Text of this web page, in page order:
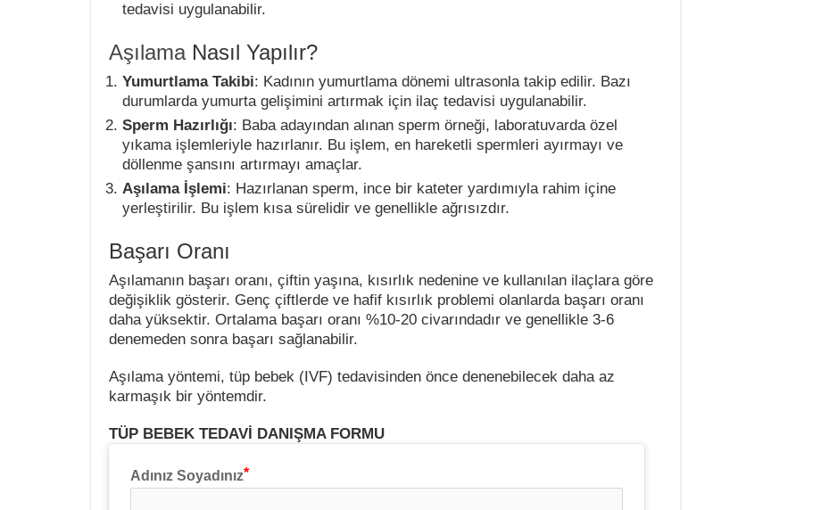
tedavisi uygulanabilir.
AşılamaNasıl Yapılır?
Yumurtlama Takibi: Kadının yumurtlama dönemi ultrasonla takip edilir. Bazı
durumlarda yumurta gelişimini artırmak için ilaç tedavisi uygulanabilir.
Sperm Hazırlığı: Baba adayından alınan sperm örneği, laboratuvarda özel
yıkama işlemleriyle hazırlanır. Bu işlem, en hareketli spermleri ayırmayı ve
döllenme şansını artırmayı amaçlar.
Aşılama İşlemi: Hazırlanan sperm, ince bir kateter yardımıyla rahim içine
yerleştirilir. Bu işlem kısa sürelidir ve genellikle ağrısızdır.
Başarı Oranı
Aşılamanın başarı oranı, çiftin yaşına, kısırlık nedenine ve kullanılan ilaçlara göre
değişiklik gösterir. Genç çiftlerde ve hafif kısırlık problemi olanlarda başarı oranı
daha yüksektir. Ortalama başarı oranı %10-20 civarındadır ve genellikle 3-6
denemeden sonra başarı sağlanabilir.
Aşılama yöntemi, tüp bebek (IVF) tedavisinden önce denenebilecek daha az
karmaşık bir yöntemdir.
TÜP BEBEK TEDAVİ DANIŞMA FORMU
Adınız Soyadınız